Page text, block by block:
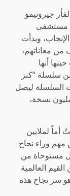
جيرونيمو
مستشفى
وبدأت
من معاناتهم،
أنها
سلسلة “كنز
في عام 2000، ونمت السلسلة ليصل
إلى 120 كتاباً بيع منها أكثر من 16 مليون نسخة،
لملايين
مهم وراء نجاح
مستوحاة من
العالمية
سر نجاح هذه